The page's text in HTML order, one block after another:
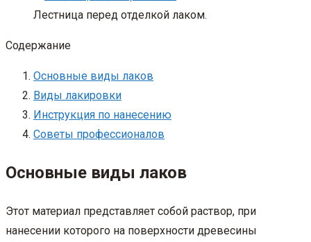
Лестница перед отделкой лаком.
Содержание
Основные виды лаков
Виды лакировки
Инструкция по нанесению
Советы профессионалов
Основные виды лаков
Этот материал представляет собой раствор, при
нанесении которого на поверхности древесины